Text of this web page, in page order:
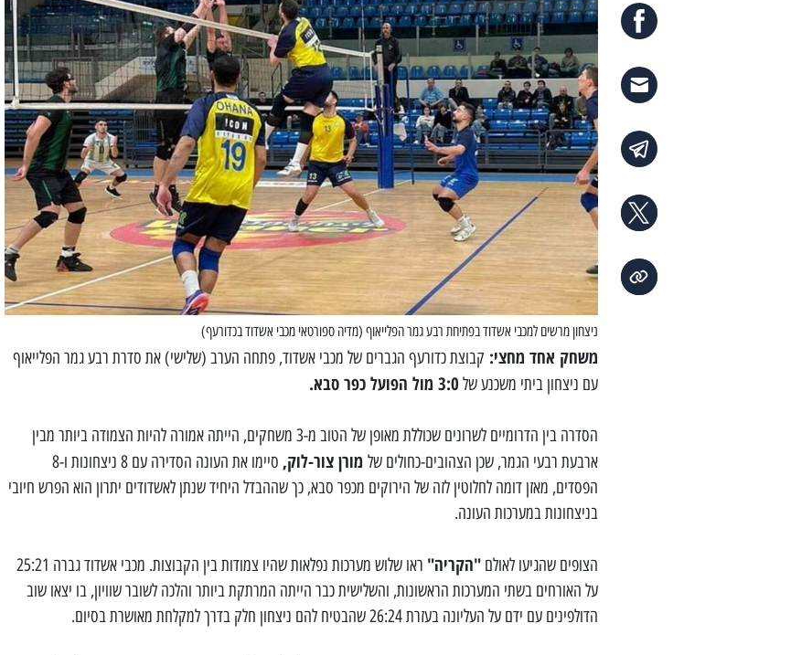
ניצחון מרשים למכבי אשדוד בפתיחת רבע גמר הפלייאוף (מדיה ספורטאי מכבי אשדוד בכדורעף)
משחק אחד מחצי: קבוצת כדורעף הגברים של מכבי אשדוד, פתחה הערב (שלישי) את סדרת רבע גמר הפלייאוף
עם ניצחון ביתי משכנע של 3:0 מול הפועל כפר סבא.
הסדרה בין הדרומיים לשרונים שכוללת מאופן של הטוב מ-3 משחקים, הייתה אמורה להיות הצמודה ביותר מבין
ארבעת רבעי הגמר, שכן הצהובים-כחולים של מורן צור-לוק,
סיימו את העונה הסדירה עם 8 ניצחונות ו-8
הפסדים, מאזן דומה לחלוטין לזה של הירוקים מכפר סבא, כך שההבדל היחיד שנתן לאשדודים יתרון הוא הפרש חיובי
בניצחונות במערכות העונה.
הצופים שהגיעו לאולם"הקריה"
ראו שלוש מערכות נפלאות שהיו צמודות בין הקבוצות. מכבי אשדוד גברה 25:21
על האורחים בשתי המערכות הראשונות, והשלישית כבר הייתה המרתקת ביותר והלכה לשובר שוויון, בו יצאו שוב
הדולפינים עם ידם על העליונה בעזרת 26:24 שהבטיח להם ניצחון חלק בדרך למקלחת מאושרת בסיום.